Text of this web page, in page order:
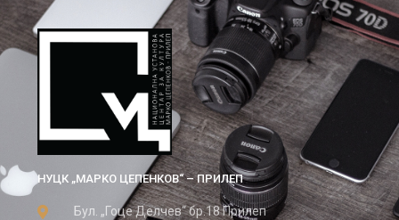
НУЦК „МАРКО ЦЕПЕНКОВ“ – ПРИЛЕП
Бул. „Гоце Делчев“ бр.18 Прилеп